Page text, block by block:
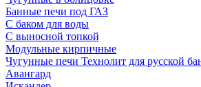
Банные печи под ГАЗ
С баком для воды
С выносной топкой
Модульные кирпичные
Чугунные печи Технолит для русской
Авангард